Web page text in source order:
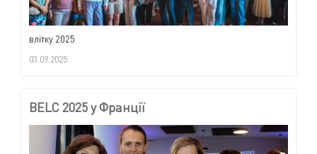
влітку 2025
03.09.2025
BELC 2025 у Франції